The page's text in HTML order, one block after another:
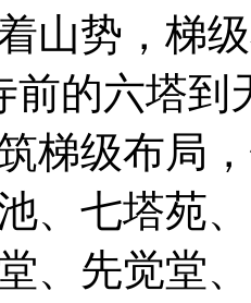
山势，梯
前的六塔
梯级布局
、七塔苑
、先觉堂